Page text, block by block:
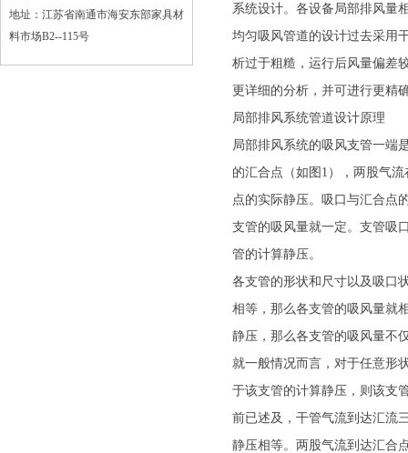
系统设计。各设备局部排风量
均匀吸风管道的设计过去采用
析过于粗糙，运行后风量偏差
更详细的分析，并可进行更精
局部排风系统管道设计原理
局部排风系统的吸风支管一端
的汇合点（如图1），两股气
点的实际静压。吸口与汇合点
支管的吸风量就一定。支管吸
管的计算静压。
各支管的形状和尺寸以及吸口
相等，那么各支管的吸风量就
静压，那么各支管的吸风量不
就一般情况而言，对于任意形
于该支管的计算静压，则该支
前已述及，干管气流到达汇流
静压相等。两股气流到达汇合
地址：江苏省南通市海安东部家具材
料市场B2--115号